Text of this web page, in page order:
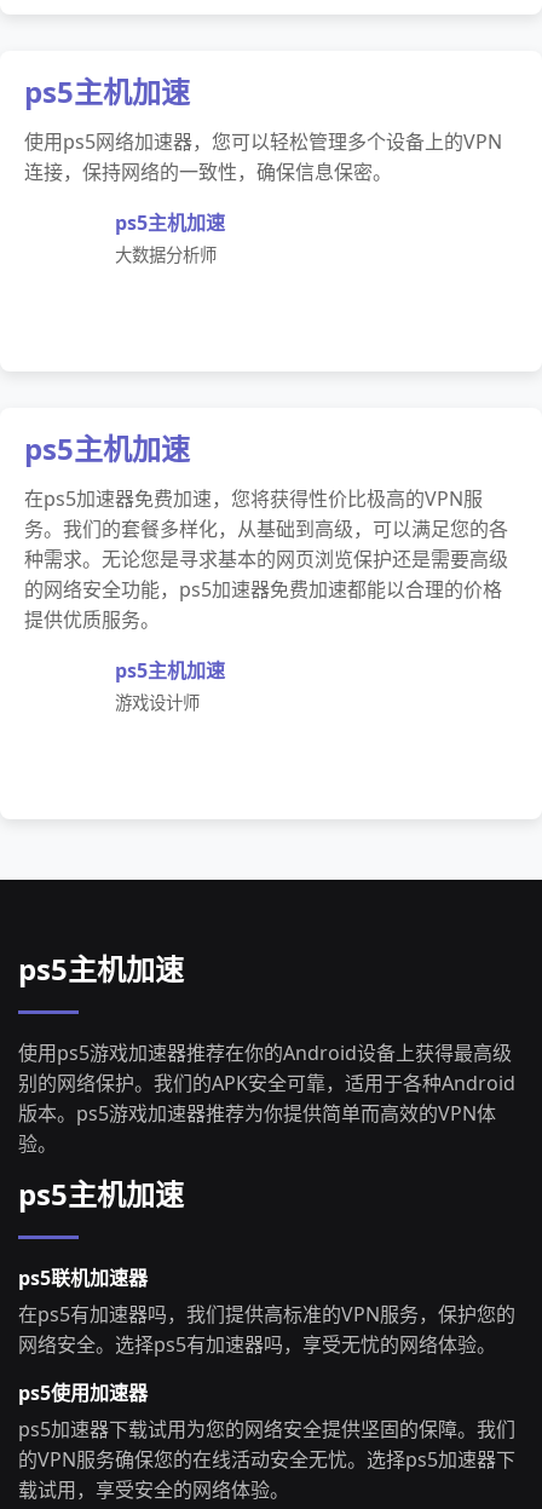
ps5主机加速
使用ps5网络加速器，您可以轻松管理多个设备上的VPN
连接，保持网络的一致性，确保信息保密。
ps5主机加速
大数据分析师
ps5主机加速
在ps5加速器免费加速，您将获得性价比极高的VPN服
务。我们的套餐多样化，从基础到高级，可以满足您的各
种需求。无论您是寻求基本的网页浏览保护还是需要高级
的网络安全功能，ps5加速器免费加速都能以合理的价格
提供优质服务。
ps5主机加速
游戏设计师
ps5主机加速
使用ps5游戏加速器推荐在你的Android设备上获得最高级
别的网络保护。我们的APK安全可靠，适用于各种Android
版本。ps5游戏加速器推荐为你提供简单而高效的VPN体
验。
ps5主机加速
ps5联机加速器
在ps5有加速器吗，我们提供高标准的VPN服务，保护您的
网络安全。选择ps5有加速器吗，享受无忧的网络体验。
ps5使用加速器
ps5加速器下载试用为您的网络安全提供坚固的保障。我们
的VPN服务确保您的在线活动安全无忧。选择ps5加速器下
载试用，享受安全的网络体验。